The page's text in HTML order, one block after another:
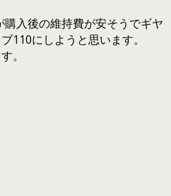
入後の維持費が安そうでギヤ
110にしようと思います。
。